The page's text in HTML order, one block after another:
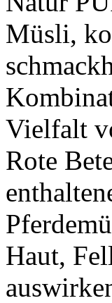
Müsli,
Vielfalt
Rote
Haut,